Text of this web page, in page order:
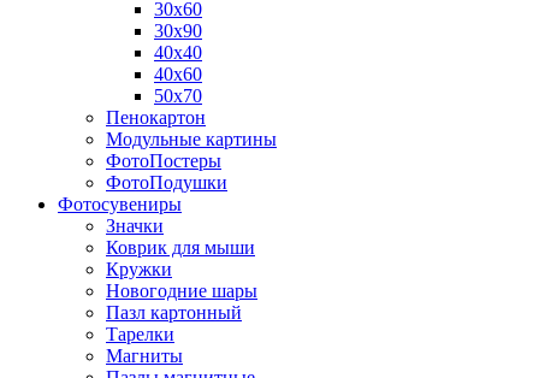
30х60
30х90
40х40
40х60
50х70
Пенокартон
Модульные картины
ФотоПостеры
ФотоПодушки
Фотоcувениры
Значки
Коврик для мыши
Кружки
Новогодние шары
Пазл картонный
Тарелки
Магниты